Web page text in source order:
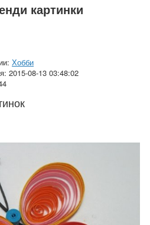
картинки
Хобби
2015-08-13 03:48:02